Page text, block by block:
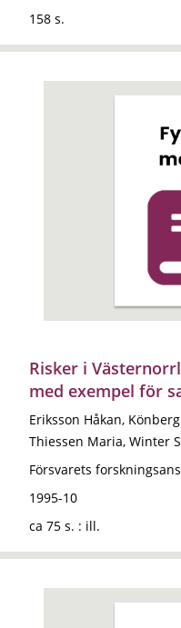
158 s.
Risker i
med exempel för
Eriksson Håkan,
Thiessen Maria, Winter
Försvarets
1995-10
ca 75 s. : ill.